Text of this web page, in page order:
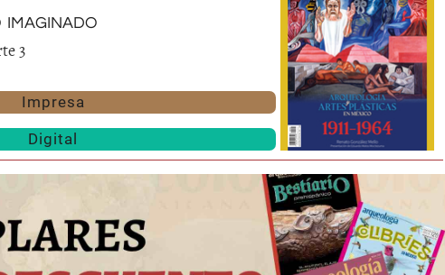
3
Impresa
Digital
Olmecas